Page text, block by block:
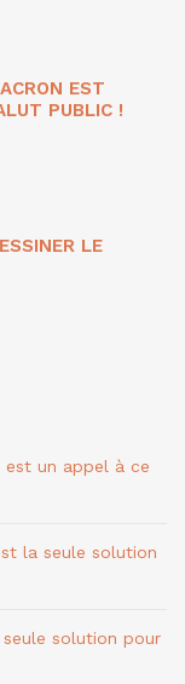
EST
PUBLIC !
LE
un appel à ce
la seule solution
solution pour